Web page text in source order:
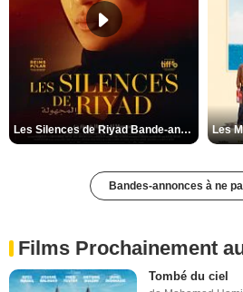
Les Silences de Riyad Bande-annonce VO STFR
Bandes-annonces à ne
Films Prochainement
Tombé du ciel